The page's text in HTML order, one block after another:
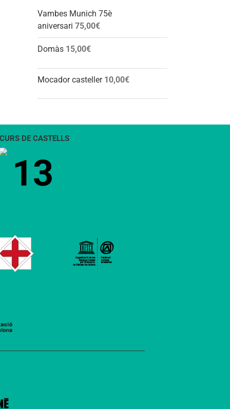
Vambes Munich 75è
aniversari 75,00€
Domàs 15,00€
Mocador casteller 10,00€
DE CASTELLS
13